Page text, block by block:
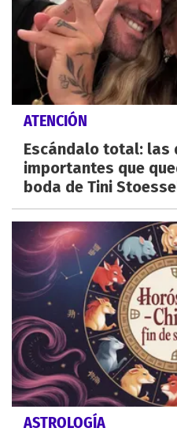
ATENCIÓN
Escándalo total: las
importantes que
boda de Tini
ASTROLOGÍA